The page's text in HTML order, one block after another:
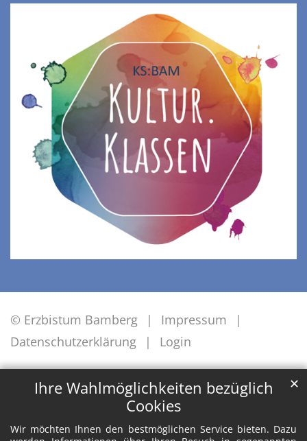
Ihre Wahlmöglichkeiten bezüglich
Cookies
Wir möchten Ihnen den bestmöglichen Service bieten. Dazu
✕
© Erzbistum Bamberg
Impressum
Datenschutzerklärung
Login